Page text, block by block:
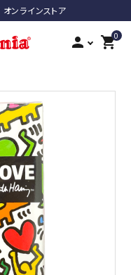
ンラインストア
person 0
shopping_cart